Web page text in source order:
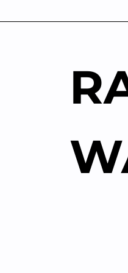
to